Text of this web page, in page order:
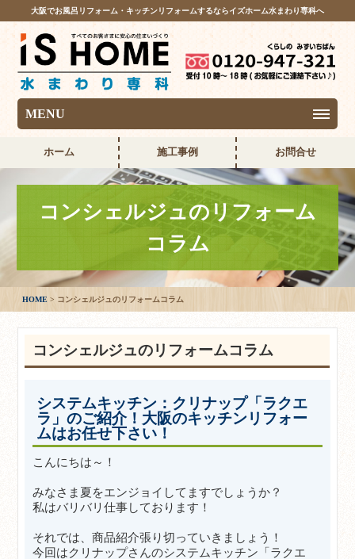
大阪でお風呂リフォーム・キッチンリフォームするならイズホーム水まわり専科へ
MENU
ホーム 施工事例 お問合せ
コンシェルジュのリフォーム
コラム
HOME コンシェルジュのリフォームコラム
コンシェルジュのリフォームコラム
システムキッチン：クリナップ「ラクエ
ラ」のご紹介！大阪のキッチンリフォー
ムはお任せ下さい！
こんにちは～！
みなさま夏をエンジョイしてますでしょうか？
私はバリバリ仕事しております！
それでは、商品紹介張り切っていきましょう！
今回はクリナップさんのシステムキッチン「ラクエ